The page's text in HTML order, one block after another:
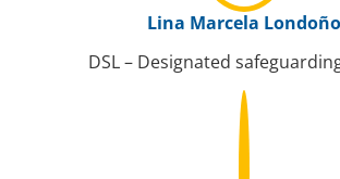
Lina Marcela Londoño
DSL – Designated